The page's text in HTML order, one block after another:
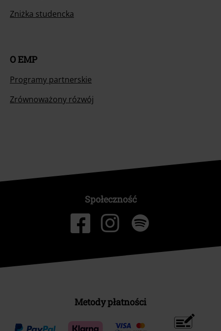
Zniżka studencka
O EMP
Programy partnerskie
Zrównoważony rózwój
Społeczność
Metody płatności